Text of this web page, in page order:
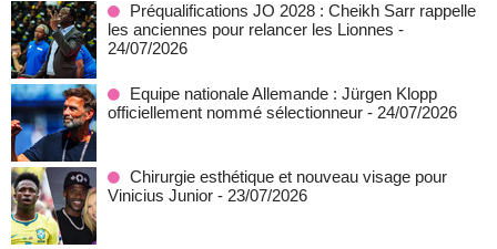
Préqualifications JO 2028 : Cheikh Sarr rappelle
les anciennes pour relancer les Lionnes -
24/07/2026
Equipe nationale Allemande : Jürgen Klopp
officiellement nommé sélectionneur - 24/07/2026
Chirurgie esthétique et nouveau visage pour
Vinicius Junior - 23/07/2026